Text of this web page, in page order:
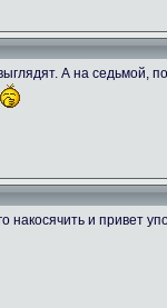
78
134.03
А на седьмой,
накосячить и привет